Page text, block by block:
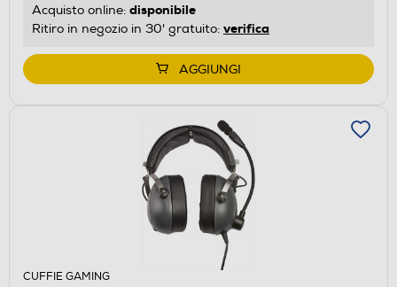
Acquisto online: disponibile
Ritiro in negozio in 30' gratuito: verifica
AGGIUNGI
CUFFIE GAMING